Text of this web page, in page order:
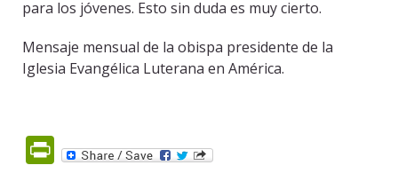
para los jóvenes. Esto sin duda es muy cierto.
Mensaje mensual de la obispa presidente de la
Iglesia Evangélica Luterana en América.
PrintFriendly